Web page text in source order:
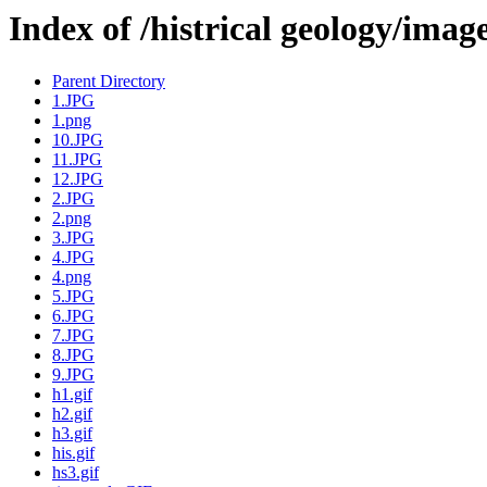
Index of /histrical geology/
Parent Directory
1.JPG
1.png
10.JPG
11.JPG
12.JPG
2.JPG
2.png
3.JPG
4.JPG
4.png
5.JPG
6.JPG
7.JPG
8.JPG
9.JPG
h1.gif
h2.gif
h3.gif
his.gif
hs3.gif